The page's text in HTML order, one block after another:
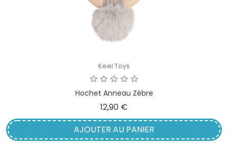
Keel Toys
Hochet Anneau Zèbre
12,90 €
AJOUTER AU PANIER